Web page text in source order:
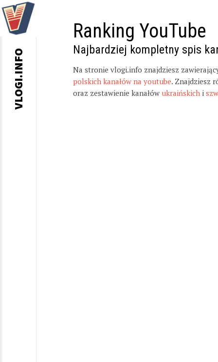
Ranking YouTube
Najbardziej kompletny spis
Na stronie vlogi.info znajdziesz
polskich kanałów na youtube. Znajdziesz
oraz zestawienie kanałów ukraińskich i
VLOGI.INFO